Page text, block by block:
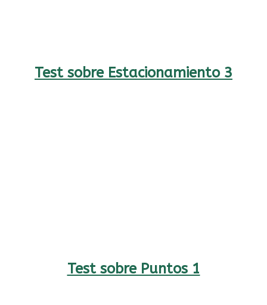
Test sobre Estacionamiento 3
Test sobre Puntos 1